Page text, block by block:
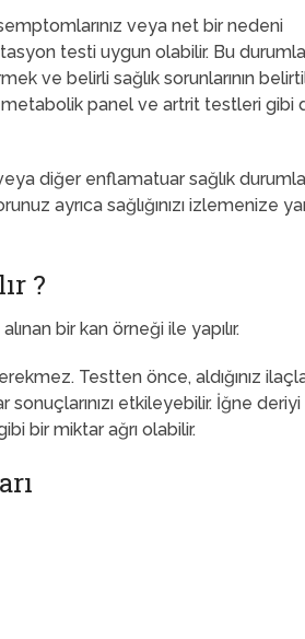
veya net bir nedeni
testi uygun olabilir. Bu
ve belirli sağlık sorunlarının
metabolik panel ve artrit testleri gibi
diğer enflamatuar sağlık
ayrıca sağlığınızı izlemenize
?
bir kan örneği ile yapılır.
Testten önce, aldığınız
etkileyebilir. İğne deriyi
bir miktar ağrı olabilir.